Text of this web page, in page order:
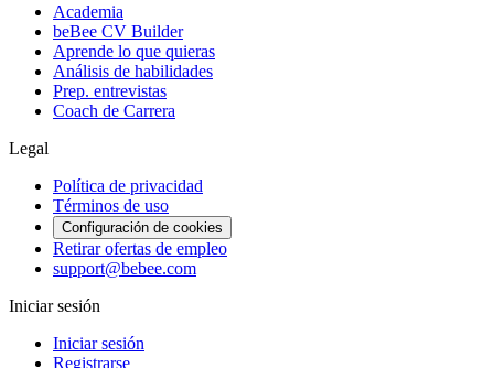
Academia
beBee CV Builder
Aprende lo que quieras
Análisis de habilidades
Prep. entrevistas
Coach de Carrera
Legal
Política de privacidad
Términos de uso
Configuración de cookies
Retirar ofertas de empleo
support@bebee.com
Iniciar sesión
Iniciar sesión
Registrarse